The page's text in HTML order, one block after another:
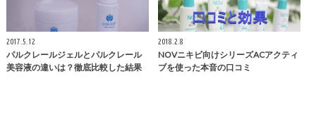
2017.5.12
パルクレールジェルとパルクレール
美容液の違いは？徹底比較した結果
2018.2.8
NOVニキビ向けシリーズACアクティ
ブを使った本音の口コミ